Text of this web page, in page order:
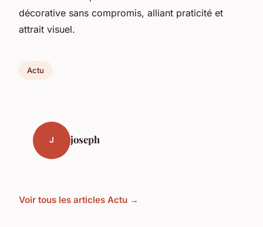
décorative sans compromis, alliant praticité et
attrait visuel.
Actu
J joseph
Voir tous les articles Actu →